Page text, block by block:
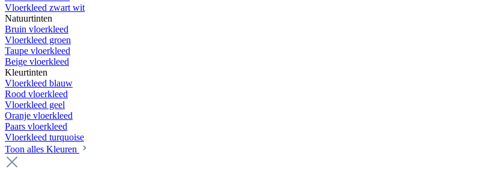
Vloerkleed zwart wit
Natuurtinten
Bruin vloerkleed
Vloerkleed groen
Taupe vloerkleed
Beige vloerkleed
Kleurtinten
Vloerkleed blauw
Rood vloerkleed
Vloerkleed geel
Oranje vloerkleed
Paars vloerkleed
Vloerkleed turquoise
Toon alles Kleuren